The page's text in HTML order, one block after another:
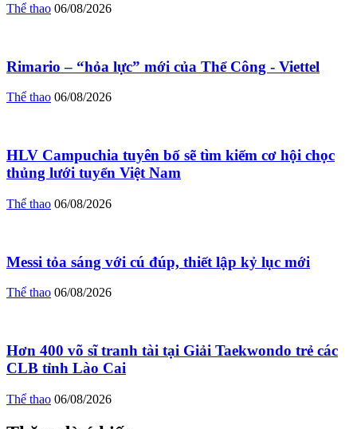
Thể thao 06/08/2026
Rimario – “hỏa lực” mới của Thể Công - Viettel
Thể thao 06/08/2026
HLV Campuchia tuyên bố sẽ tìm kiếm cơ hội chọc
thủng lưới tuyển Việt Nam
Thể thao 06/08/2026
Messi tỏa sáng với cú đúp, thiết lập kỷ lục mới
Thể thao 06/08/2026
Hơn 400 võ sĩ tranh tài tại Giải Taekwondo trẻ các
CLB tỉnh Lào Cai
Thể thao 06/08/2026